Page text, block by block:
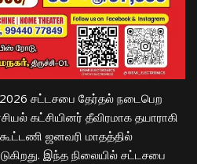
சட்டசபை தேர்தல் நடைபெற
கட்சியினர் தீவிரமாக தயாராகி
ஜனவரி மாதத்தில்
இந்த நிலையில் சட்டசபை